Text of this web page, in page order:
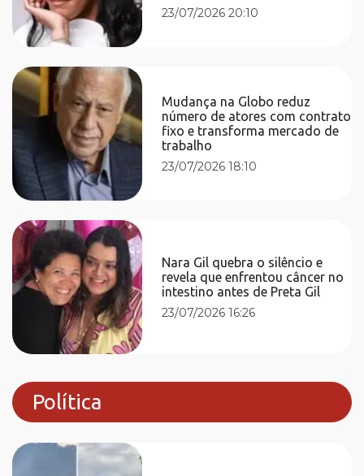
23/07/2026 20:10
Mudança na Globo reduz
número de atores com contrato
fixo e transforma mercado de
trabalho
23/07/2026 18:10
Nara Gil quebra o silêncio e
revela que enfrentou câncer no
intestino antes de Preta Gil
23/07/2026 16:26
Política